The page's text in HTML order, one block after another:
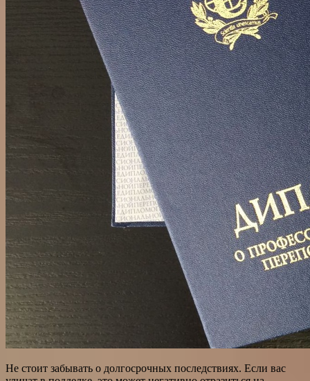
Не стоит забывать о долгосрочных последствиях. Если вас